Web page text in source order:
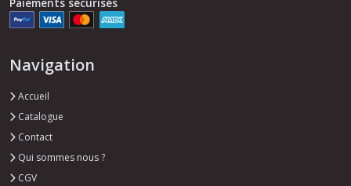
Navigation
Accueil
Catalogue
Contact
Qui sommes nous ?
CGV